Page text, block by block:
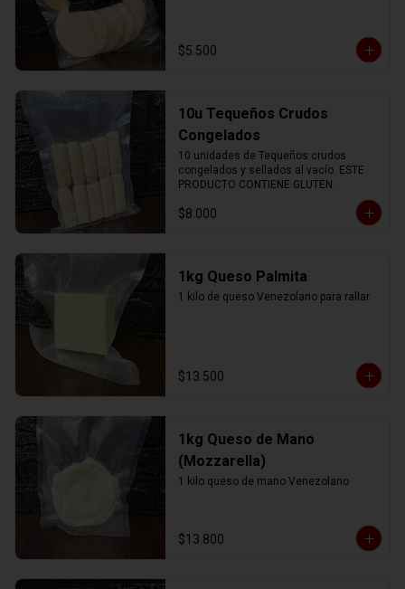
$5.500
10u Tequeños Crudos
Congelados
10 unidades de Tequeños crudos
congelados y sellados al vacío. ESTE
PRODUCTO CONTIENE GLUTEN.
$8.000
1kg Queso Palmita
1 kilo de queso Venezolano para rallar
$13.500
1kg Queso de Mano
(Mozzarella)
1 kilo queso de mano Venezolano
$13.800